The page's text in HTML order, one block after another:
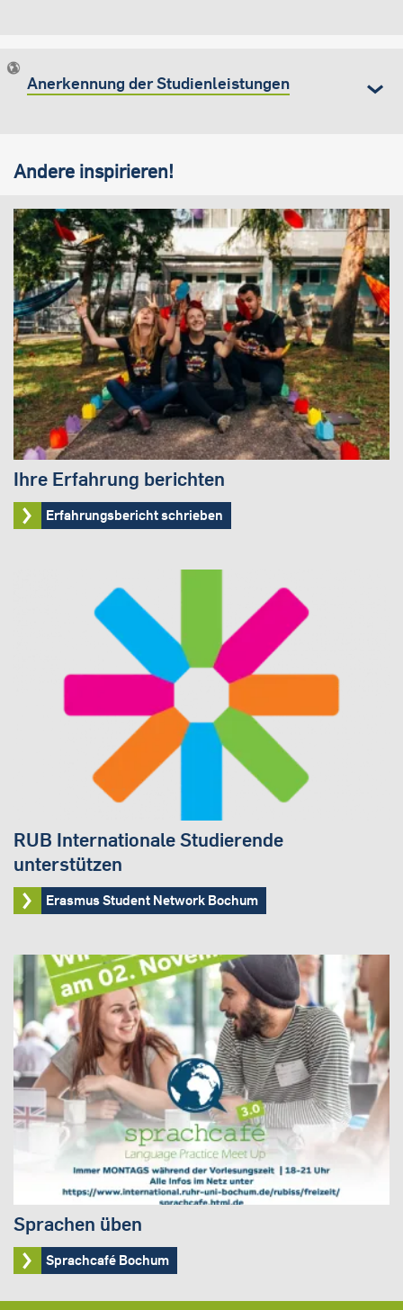
Anerkennung der Studienleistungen
Andere inspirieren!
Ihre Erfahrung berichten
Erfahrungsbericht schrieben
RUB Internationale Studierende
unterstützen
Erasmus Student Network Bochum
Sprachen üben
Sprachcafé Bochum